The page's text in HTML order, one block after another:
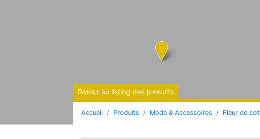
Retour au listing des produits
Accueil Produits Mode & Accessoires Fleur de